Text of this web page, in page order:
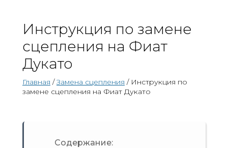
Инструкция по замене
сцепления на Фиат
Дукато
Главная /Замена сцепления / Инструкция по
замене сцепления на Фиат Дукато
Содержание: